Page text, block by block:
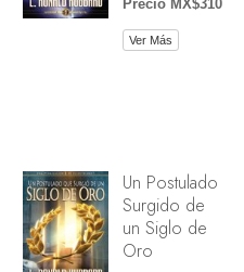
Precio MX$310
Ver Más
Un Postulado
Surgido de
un Siglo de
Oro